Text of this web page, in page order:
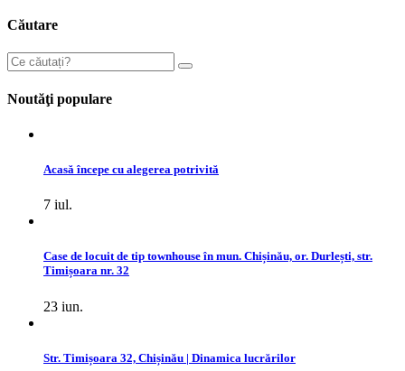
Căutare
Noutăţi populare
Acasă începe cu alegerea potrivită
7 iul.
Case de locuit de tip townhouse în mun. Chișinău, or. Durlești, str.
Timișoara nr. 32
23 iun.
Str. Timișoara 32, Chișinău | Dinamica lucrărilor